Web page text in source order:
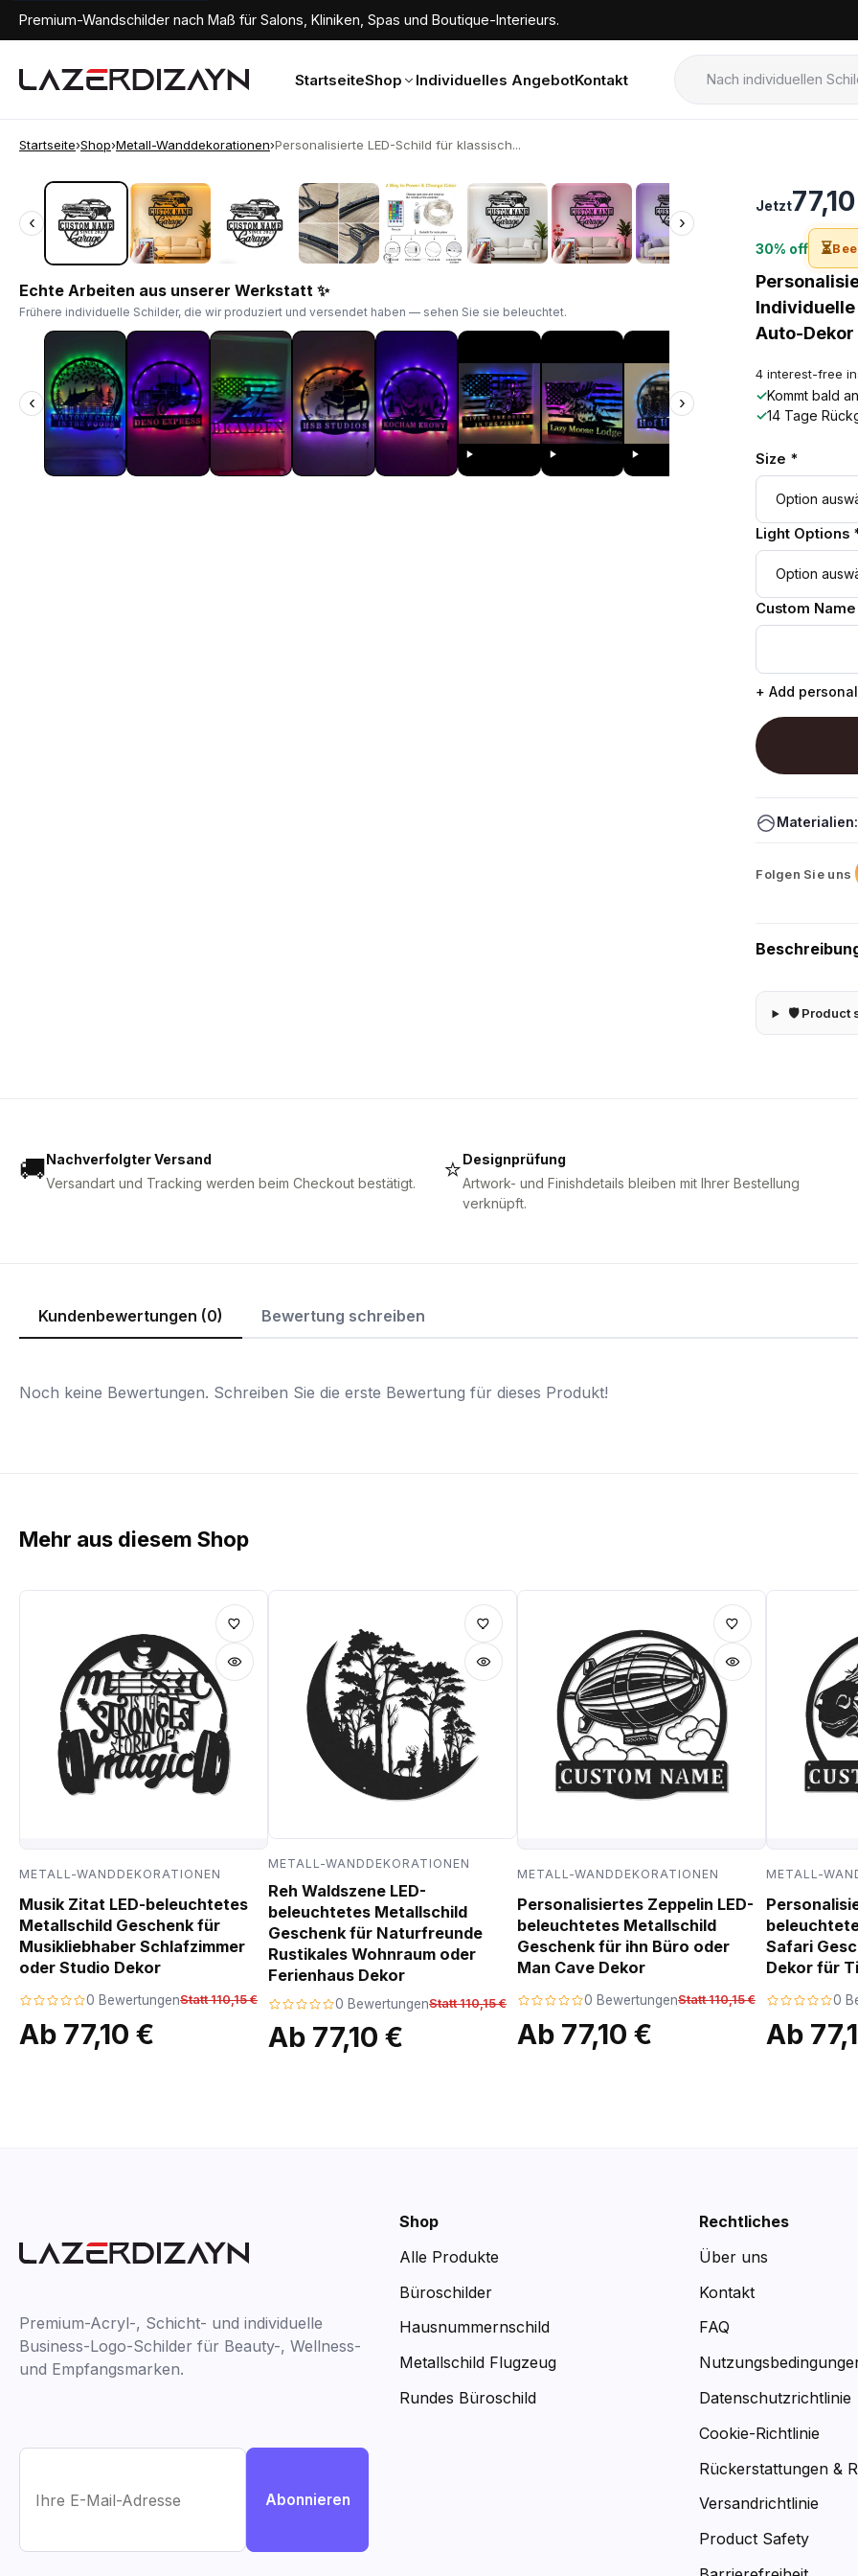
Premium-Wandschilder nach Maß für Salons, Kliniken, Spas und Boutique-Interieurs.
StartseiteShop Individuelles AngebotKontakt
Startseite›Shop›Metall-Wanddekorationen›Personalisierte LED-Schild für klassisch...
‹ ›
‹ ›
Echte Arbeiten aus unserer Werkstatt ✨
Frühere individuelle Schilder, die wir produziert und versendet haben — sehen Sie sie beleuchtet.
‹ ›
Jetzt
30% off ⏳
Auto-Dekor
4 interest-free
✓Kommt bald
✓14 Tage
Size *
Light Options
Custom
+ Add
Materialien:
Folgen Sie uns
🛡 Product
🚚Nachverfolgter Versand
Versandart und Tracking werden beim Checkout bestätigt.
⭐Designprüfung
Artwork- und Finishdetails bleiben mit Ihrer Bestellung
verknüpft.
Kundenbewertungen (0) Bewertung schreiben
Noch keine Bewertungen. Schreiben Sie die erste Bewertung für dieses Produkt!
Mehr aus diesem Shop
METALL-WANDDEKORATIONEN
Musik Zitat LED-beleuchtetes
Metallschild Geschenk für
Musikliebhaber Schlafzimmer
oder Studio Dekor
0 BewertungenStatt 110,15 €
Ab 77,10 €
METALL-WANDDEKORATIONEN
Reh Waldszene LED-
beleuchtetes Metallschild
Geschenk für Naturfreunde
Rustikales Wohnraum oder
Ferienhaus Dekor
0 BewertungenStatt 110,15 €
Ab 77,10 €
METALL-WANDDEKORATIONEN
Personalisiertes Zeppelin LED-
beleuchtetes Metallschild
Geschenk für ihn Büro oder
Man Cave Dekor
0 BewertungenStatt 110,15 €
Ab 77,10 €
METALL-
Safari
Dekor für
0
Ab
Premium-Acryl-, Schicht- und individuelle
Business-Logo-Schilder für Beauty-, Wellness-
und Empfangsmarken.
Abonnieren
Shop
Alle Produkte
Büroschilder
Hausnummernschild
Metallschild Flugzeug
Rundes Büroschild
Rechtliches
Über uns
Kontakt
FAQ
Datenschutzrichtlinie
Cookie-Richtlinie
Rückerstattungen &
Versandrichtlinie
Product Safety